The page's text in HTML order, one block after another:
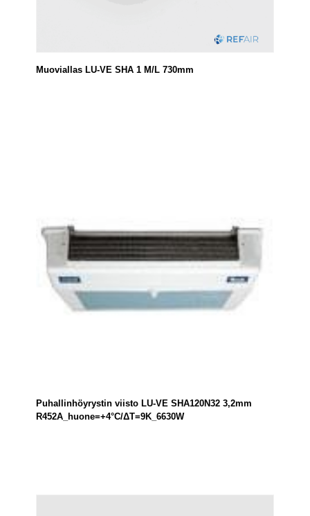
Muoviallas LU-VE SHA 1 M/L 730mm
Puhallinhöyrystin viisto LU-VE SHA120N32 3,2mm
R452A_huone=+4°C/ΔT=9K_6630W